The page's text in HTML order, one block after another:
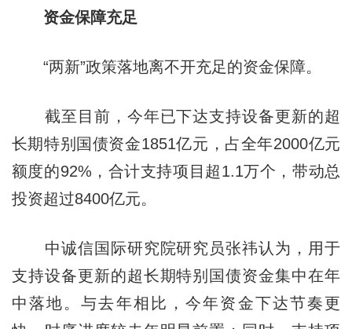
资金保障充足
“两新”政策落地离不开充足的资金保障。
截至目前，今年已下达支持设备更新的超
长期特别国债资金1851亿元，占全年2000亿元
额度的92%，合计支持项目超1.1万个，带动总
投资超过8400亿元。
中诚信国际研究院研究员张祎认为，用于
支持设备更新的超长期特别国债资金集中在年
中落地。与去年相比，今年资金下达节奏更